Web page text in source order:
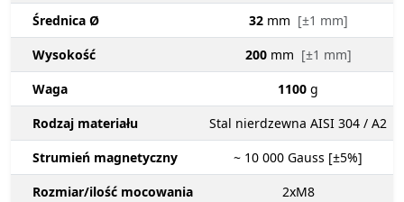
Średnica Ø
32 mm [±1 mm]
Wysokość
200 mm [±1 mm]
Waga
1100 g
Rodzaj materiału
Stal nierdzewna AISI 304 / A2
Strumień magnetyczny
~ 10 000 Gauss [±5%]
Rozmiar/ilość mocowania
2xM8